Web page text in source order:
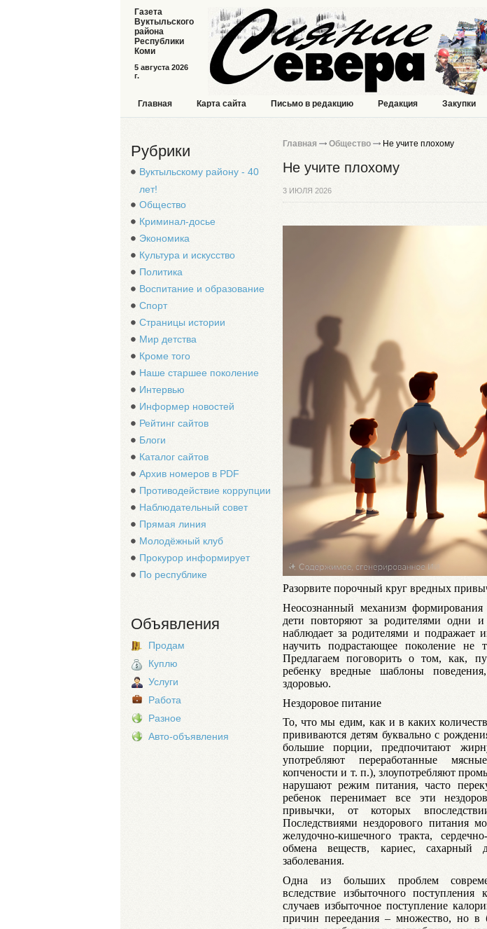
5 августа 2026
г.
Газета
Вуктыльского
района
Республики
Коми
Главная Карта сайта Письмо в редакцию Редакция Закупки
Рубрики
Вуктыльскому району - 40
лет!
Общество
Криминал-досье
Экономика
Культура и искусство
Политика
Воспитание и образование
Спорт
Страницы истории
Мир детства
Кроме того
Наше старшее поколение
Интервью
Информер новостей
Рейтинг сайтов
Блоги
Каталог сайтов
Архив номеров в PDF
Противодействие коррупции
Наблюдательный совет
Прямая линия
Молодёжный клуб
Прокурор информирует
По республике
Объявления
Продам
Куплю
Услуги
Работа
Разное
Авто-объявления
Главная Общество Не учите плохому
Не учите плохому
3 ИЮЛЯ 2026
Разорвите порочный круг вредных
Неосознанный механизм
дети повторяют за родителями одни
наблюдает за родителями и
научить подрастающее поколение не
Предлагаем поговорить о том, как,
ребенку вредные шаблоны
здоровью.
Нездоровое питание
То, что мы едим, как и в каких
прививаются детям буквально с
большие порции, предпочитают
употребляют переработанные
копчености и т. п.), злоупотребляют
нарушают режим питания, часто
ребенок перенимает все эти
привычки, от которых
Последствиями нездорового питания
желудочно-кишечного тракта,
обмена веществ, кариес, сахарный
заболевания.
Одна из больших проблем
вследствие избыточного
случаев избыточное поступление
причин переедания – множество, но в